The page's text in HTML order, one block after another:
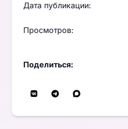
Дата публикации:
Просмотров:
Поделиться: